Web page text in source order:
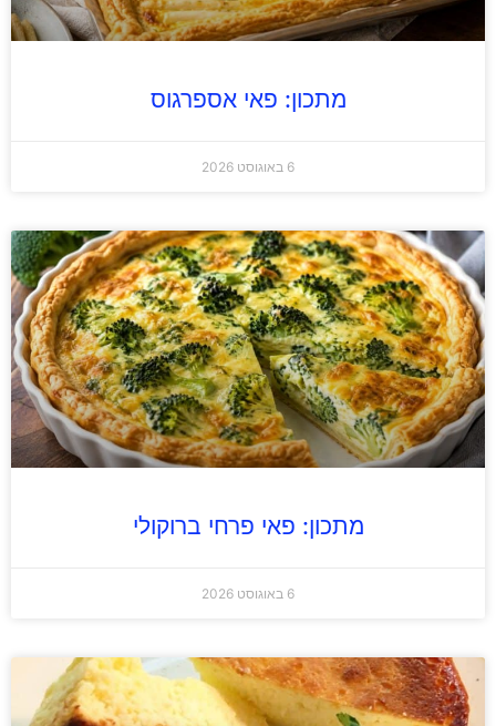
מתכון: פאי אספרגוס
6 באוגוסט 2026
מתכון: פאי פרחי ברוקולי
6 באוגוסט 2026